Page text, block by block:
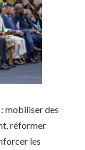
mobiliser des
réformer
les